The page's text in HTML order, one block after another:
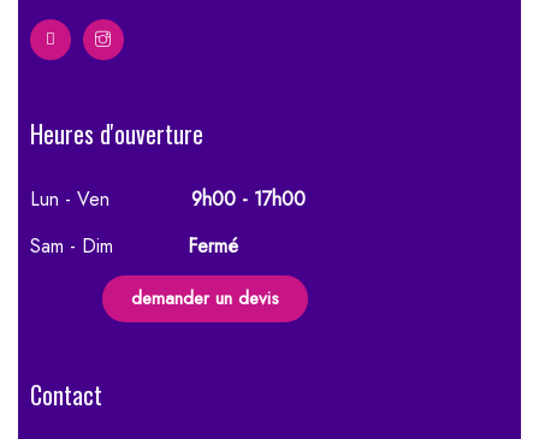
Heures d'ouverture
Lun - Ven
9h00 - 17h00
Sam - Dim
Fermé
demander un devis
Contact